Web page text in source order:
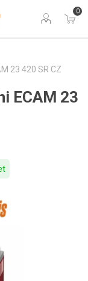
0
23 420 SR CZ
ECAM 23